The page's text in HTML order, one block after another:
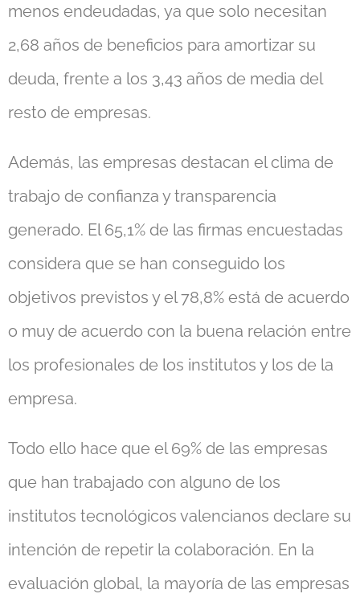
menos endeudadas, ya que solo necesitan
2,68 años de beneficios para amortizar su
deuda, frente a los 3,43 años de media del
resto de empresas.
Además, las empresas destacan el clima de
trabajo de confianza y transparencia
generado. El 65,1% de las firmas encuestadas
considera que se han conseguido los
objetivos previstos y el 78,8% está de acuerdo
o muy de acuerdo con la buena relación entre
los profesionales de los institutos y los de la
empresa.
Todo ello hace que el 69% de las empresas
que han trabajado con alguno de los
institutos tecnológicos valencianos declare su
intención de repetir la colaboración. En la
evaluación global, la mayoría de las empresas